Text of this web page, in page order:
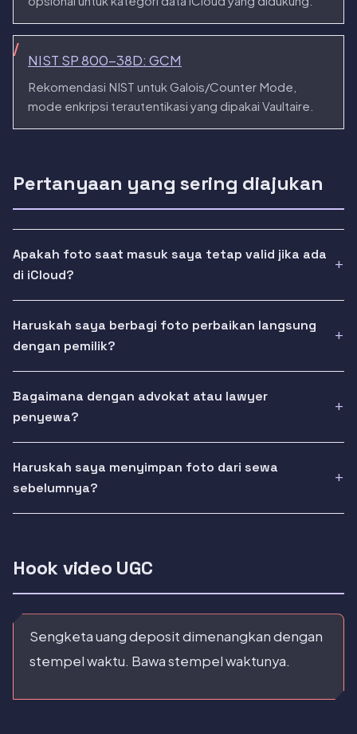
NIST SP 800-38D: GCM
Rekomendasi NIST untuk Galois/Counter Mode,
mode enkripsi terautentikasi yang dipakai Vaultaire.
Pertanyaan yang sering diajukan
Apakah foto saat masuk saya tetap valid jika ada
di iCloud?
Haruskah saya berbagi foto perbaikan langsung
dengan pemilik?
Bagaimana dengan advokat atau lawyer
penyewa?
Haruskah saya menyimpan foto dari sewa
sebelumnya?
Hook video UGC
Sengketa uang deposit dimenangkan dengan
stempel waktu. Bawa stempel waktunya.